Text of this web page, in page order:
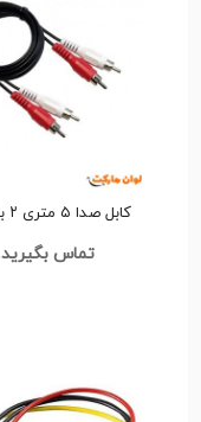
تماس بگیرید